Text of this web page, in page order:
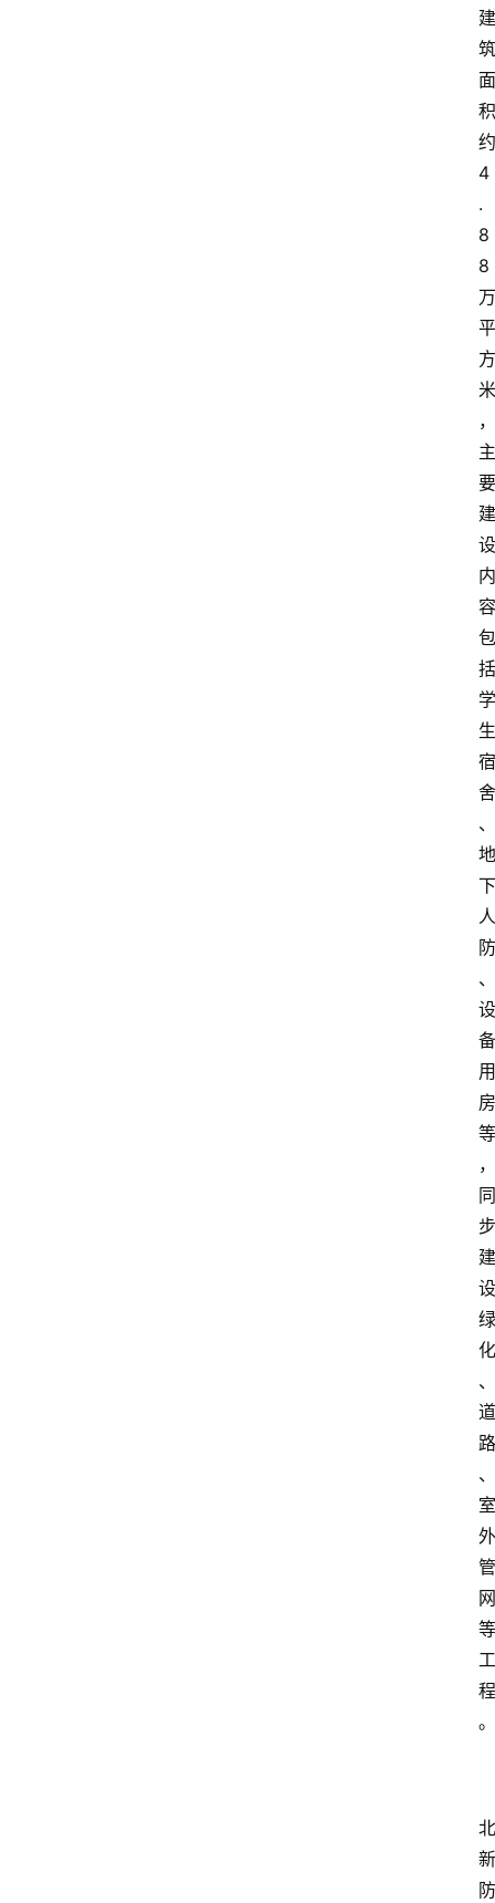
建
筑
面
积
约
4
.
8
8
万
平
方
米
，
主
要
建
设
内
容
包
括
学
生
宿
舍
、
地
下
人
防
、
设
备
用
房
等
，
同
步
建
设
绿
化
、
道
路
、
室
外
管
网
等
工
程
。
北
新
防